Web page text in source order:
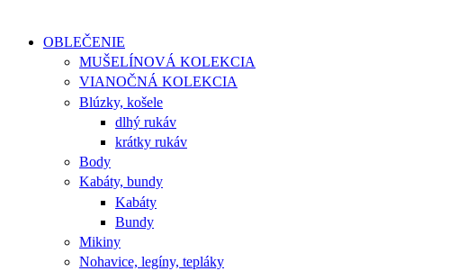
OBLEČENIE
MUŠELÍNOVÁ KOLEKCIA
VIANOČNÁ KOLEKCIA
Blúzky, košele
dlhý rukáv
krátky rukáv
Body
Kabáty, bundy
Kabáty
Bundy
Mikiny
Nohavice, legíny, tepláky